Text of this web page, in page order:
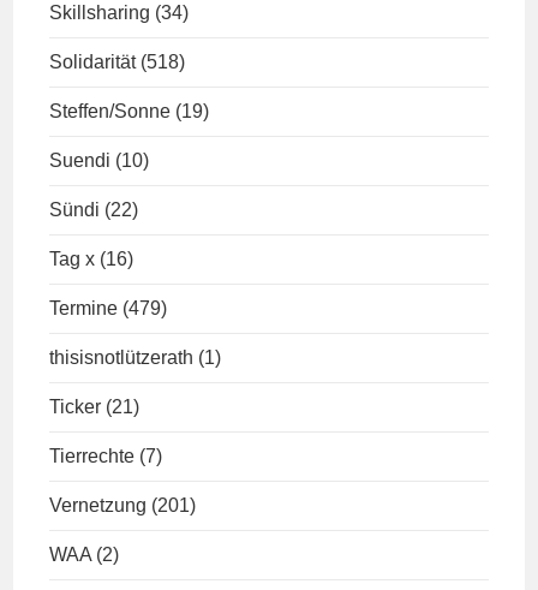
Skillsharing (34)
Solidarität (518)
Steffen/Sonne (19)
Suendi (10)
Sündi (22)
Tag x (16)
Termine (479)
thisisnotlützerath (1)
Ticker (21)
Tierrechte (7)
Vernetzung (201)
WAA (2)